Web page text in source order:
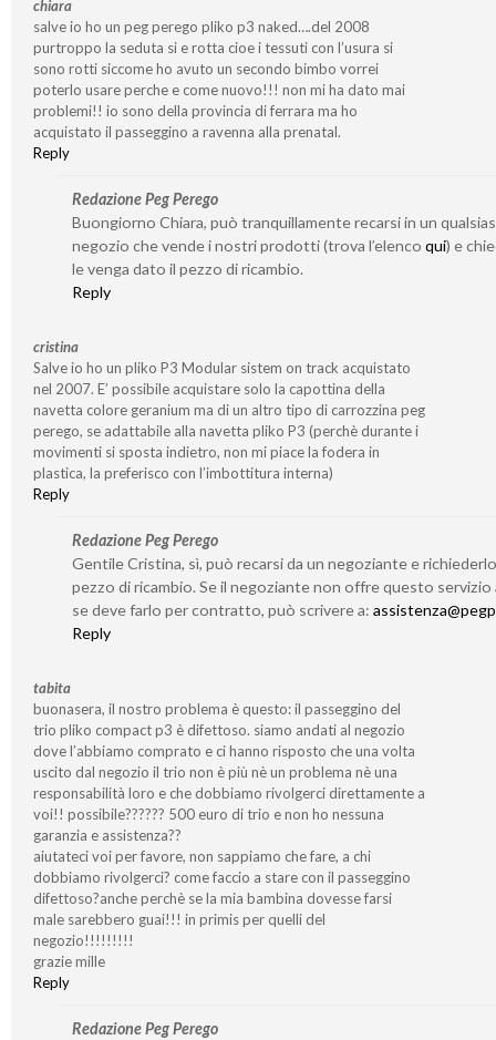
chiara
salve io ho un peg perego pliko p3 naked….del 2008
purtroppo la seduta si e rotta cioe i tessuti con l’usura si
sono rotti siccome ho avuto un secondo bimbo vorrei
poterlo usare perche e come nuovo!!! non mi ha dato mai
problemi!! io sono della provincia di ferrara ma ho
acquistato il passeggino a ravenna alla prenatal.
Reply
Redazione Peg Perego
Buongiorno Chiara, può tranquillamente recarsi in un
negozio che vende i nostri prodotti (trova l’elenco qui) e
le venga dato il pezzo di ricambio.
Reply
cristina
Salve io ho un pliko P3 Modular sistem on track acquistato
nel 2007. E’ possibile acquistare solo la capottina della
navetta colore geranium ma di un altro tipo di carrozzina peg
perego, se adattabile alla navetta pliko P3 (perchè durante i
movimenti si sposta indietro, non mi piace la fodera in
plastica, la preferisco con l’imbottitura interna)
Reply
Redazione Peg Perego
Gentile Cristina, sì, può recarsi da un negoziante e
pezzo di ricambio. Se il negoziante non offre questo servizio
se deve farlo per contratto, può scrivere a:
Reply
tabita
buonasera, il nostro problema è questo: il passeggino del
trio pliko compact p3 è difettoso. siamo andati al negozio
dove l’abbiamo comprato e ci hanno risposto che una volta
uscito dal negozio il trio non è più nè un problema nè una
responsabilità loro e che dobbiamo rivolgerci direttamente a
voi!! possibile?????? 500 euro di trio e non ho nessuna
garanzia e assistenza??
aiutateci voi per favore, non sappiamo che fare, a chi
dobbiamo rivolgerci? come faccio a stare con il passeggino
difettoso?anche perchè se la mia bambina dovesse farsi
male sarebbero guai!!! in primis per quelli del
negozio!!!!!!!!!
grazie mille
Reply
Redazione Peg Perego